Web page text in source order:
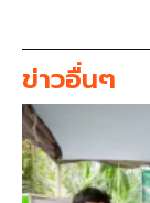
ข่าวอื่นๆ